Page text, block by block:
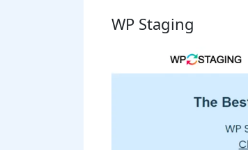
WP Staging